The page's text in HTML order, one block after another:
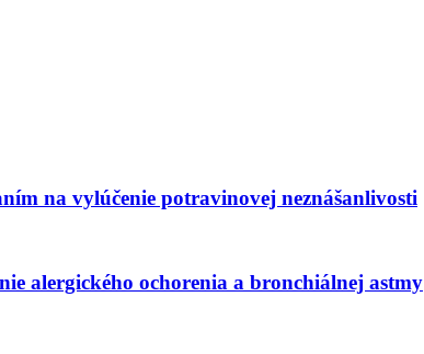
na vylúčenie potravinovej neznášanlivosti
alergického ochorenia a bronchiálnej astmy